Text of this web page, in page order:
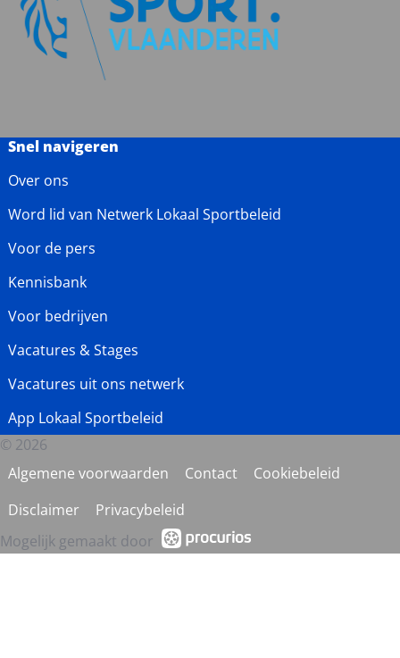
Snel navigeren
Over ons
Word lid van Netwerk Lokaal Sportbeleid
Voor de pers
Kennisbank
Voor bedrijven
Vacatures & Stages
Vacatures uit ons netwerk
App Lokaal Sportbeleid
© 2026
Algemene voorwaarden
Contact
Cookiebeleid
Disclaimer
Privacybeleid
Mogelijk gemaakt door